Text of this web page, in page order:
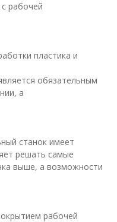
рабочей
пластика и
обязательным
а
станок имеет
решать самые
выше, а возможности
рабочей